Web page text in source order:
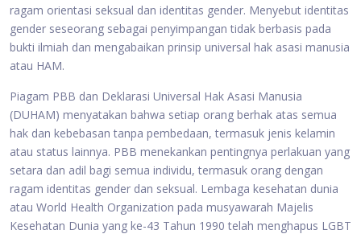
ragam orientasi seksual dan identitas gender. Menyebut identitas
gender seseorang sebagai penyimpangan tidak berbasis pada
bukti ilmiah dan mengabaikan prinsip universal hak asasi manusia
atau HAM.
Piagam PBB dan Deklarasi Universal Hak Asasi Manusia
(DUHAM) menyatakan bahwa setiap orang berhak atas semua
hak dan kebebasan tanpa pembedaan, termasuk jenis kelamin
atau status lainnya. PBB menekankan pentingnya perlakuan yang
setara dan adil bagi semua individu, termasuk orang dengan
ragam identitas gender dan seksual. Lembaga kesehatan dunia
atau World Health Organization pada musyawarah Majelis
Kesehatan Dunia yang ke-43 Tahun 1990 telah menghapus LGBT